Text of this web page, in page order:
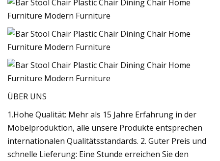
ÜBER UNS
1.Hohe Qualität: Mehr als 15 Jahre Erfahrung in der
Möbelproduktion, alle unsere Produkte entsprechen
internationalen Qualitätsstandards. 2. Guter Preis und
schnelle Lieferung: Eine Stunde erreichen Sie den